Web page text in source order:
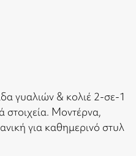
γυαλιών & κολιέ 2-σε-1
στοιχεία. Μοντέρνα,
για καθημερινό στυλ